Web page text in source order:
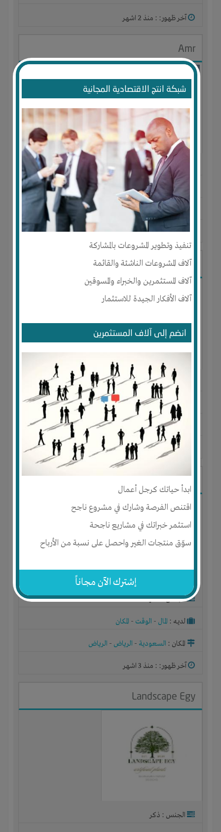
شبكة انتج الاقتصادية المجانية
تنفيذ وتطوير المشروعات بالمشاركة
آلاف المشروعات الناشئة والقائمة
آلاف المستثمرين والخبراء والمسوقين
آلاف الأفكار الجيدة للاستثمار
انضم إلى آلاف المستثمرين
ابدأ حياتك كرجل أعمال
اقتنص الفرصة وشارك في مشروع ناجح
استثمر خبراتك في مشاريع ناجحة
سوّق منتجات الغير واحصل على نسبة من الأرباح
إشترك الآن مجاناً
آخر ظهور: : منذ 2 اشهر
Amr
الجنس : ذكر
لديـه : المال-الخبرات-الوقت
المكان :مصر-الإسكندرية ميامى
آخر ظهور: : منذ 3 اشهر
Ibrahim Mostafa
الجنس : ذكر
لديـه :المال علاقات
المكان :مصر -القاهرة -المقطم
آخر ظهور: : منذ 3 اشهر
ابو محمد
الجنس : ذكر
لديـه : المال - الوقت - المكان
المكان : السعودية - الرياض - الرياض
آخر ظهور: : منذ 3 اشهر
Landscape Egy
الجنس : ذكر